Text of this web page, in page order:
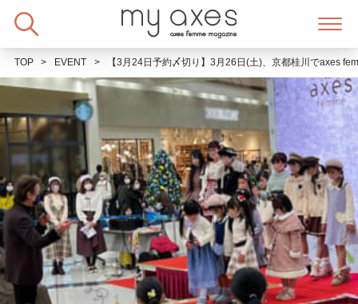
TOP EVENT 【3月24日予約〆切り】3月26日(土)、京都桂川でaxes